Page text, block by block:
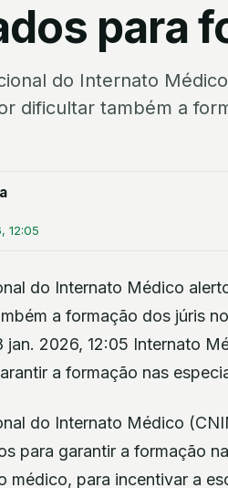
para
do Internato
dificultar também a
12:05
do Internato Médico
a formação dos júris
jan. 2026, 12:05 Internato
a formação nas
do Internato Médico
para garantir a formação
médico, para incentivar a